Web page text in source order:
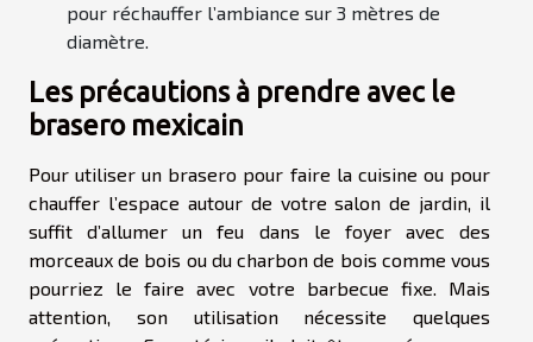
pour réchauffer l’ambiance sur 3 mètres de
diamètre.
Les précautions à prendre avec le
brasero mexicain
Pour utiliser un brasero pour faire la cuisine ou pour
chauffer l’espace autour de votre salon de jardin, il
suffit d’allumer un feu dans le foyer avec des
morceaux de bois ou du charbon de bois comme vous
pourriez le faire avec votre barbecue fixe. Mais
attention, son utilisation nécessite quelques